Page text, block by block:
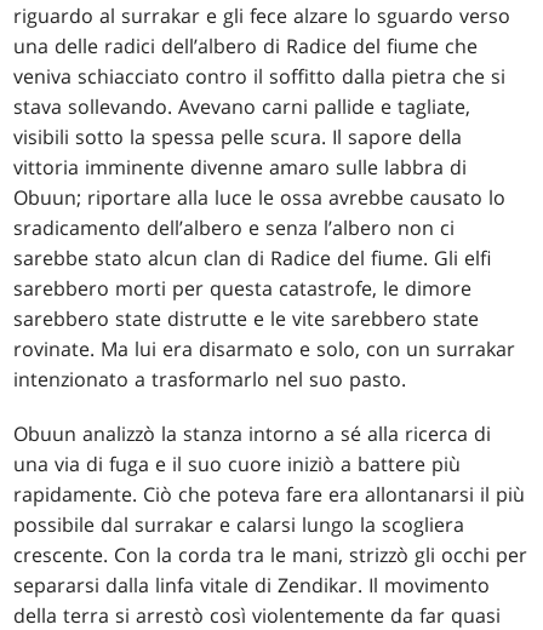
riguardo al surrakar e gli fece alzare lo sguardo verso
una delle radici dell’albero di Radice del fiume che
veniva schiacciato contro il soffitto dalla pietra che si
stava sollevando. Avevano carni pallide e tagliate,
visibili sotto la spessa pelle scura. Il sapore della
vittoria imminente divenne amaro sulle labbra di
Obuun; riportare alla luce le ossa avrebbe causato lo
sradicamento dell’albero e senza l’albero non ci
sarebbe stato alcun clan di Radice del fiume. Gli elfi
sarebbero morti per questa catastrofe, le dimore
sarebbero state distrutte e le vite sarebbero state
rovinate. Ma lui era disarmato e solo, con un surrakar
intenzionato a trasformarlo nel suo pasto.
Obuun analizzò la stanza intorno a sé alla ricerca di
una via di fuga e il suo cuore iniziò a battere più
rapidamente. Ciò che poteva fare era allontanarsi il più
possibile dal surrakar e calarsi lungo la scogliera
crescente. Con la corda tra le mani, strizzò gli occhi per
separarsi dalla linfa vitale di Zendikar. Il movimento
della terra si arrestò così violentemente da far quasi